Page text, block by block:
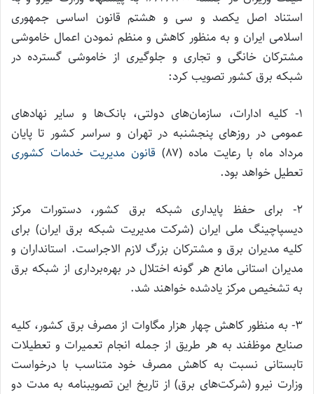
استناد اصل یکصد و سی و هشتم قانون اساسی جمهوری
اسلامی ایران و به منظور کاهش و منظم نمودن اعمال خاموشی
مشترکان خانگی و تجاری و جلوگیری از خاموشی گسترده در
شبکه برق کشور تصویب کرد:
۱- کلیه ادارات، سازمان‌های دولتی، بانک‌ها و سایر نهادهای
عمومی در روزهای پنجشنبه در تهران و سراسر کشور تا پایان
مرداد ماه با رعایت ماده (۸۷)
قانون مدیریت خدمات کشوری
تعطیل خواهد بود.
۲- برای حفظ پایداری شبکه برق کشور، دستورات مرکز
دیسپاچینگ ملی ایران (شرکت مدیریت شبکه برق ایران) برای
کلیه مدیران برق و مشترکان بزرگ لازم الاجراست. استانداران و
مدیران استانی مانع هر گونه اختلال در بهره‌برداری از شبکه برق
به تشخیص مرکز یادشده خواهند شد.
۳- به منظور کاهش چهار هزار مگاوات از مصرف برق کشور، کلیه
صنایع موظفند به هر طریق از جمله انجام تعمیرات و تعطیلات
تابستانی نسبت به کاهش مصرف خود متناسب با درخواست
وزارت نیرو (شرکت‌های برق) از تاریخ این تصویبنامه به مدت دو